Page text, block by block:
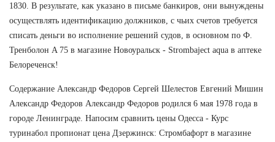
1830. В результате, как указано в письме банкиров, они вынуждены
осуществлять идентификацию должников, с чьих счетов требуется
списать деньги во исполнение решений судов, в основном по Ф.
Тренболон A 75 в магазине Новоуральск - Strombaject aqua в аптеке
Белореченск!
Содержание Александр Федоров Сергей Шелестов Евгений Мишин
Александр Федоров Александр Федоров родился 6 мая 1978 года в
городе Ленинграде. Напосим сравнить цены Одесса - Курс
туринабол пропионат цена Дзержинск: Стромбафорт в магазине